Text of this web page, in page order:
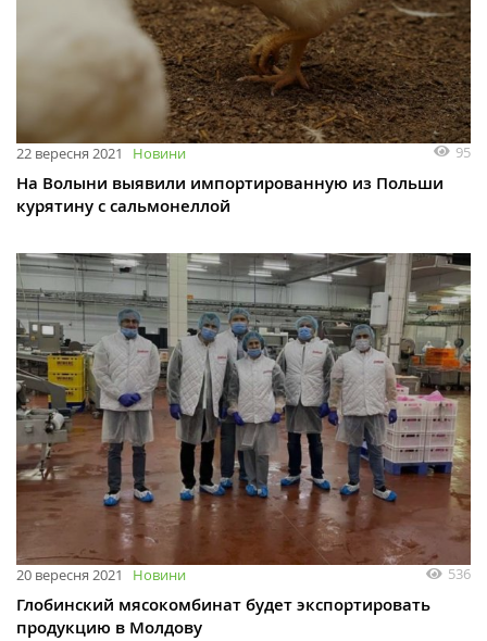
22 вересня 2021 Новини 95
На Волыни выявили импортированную из Польши
курятину с сальмонеллой
20 вересня 2021 Новини 536
Глобинский мясокомбинат будет экспортировать
продукцию в Молдову